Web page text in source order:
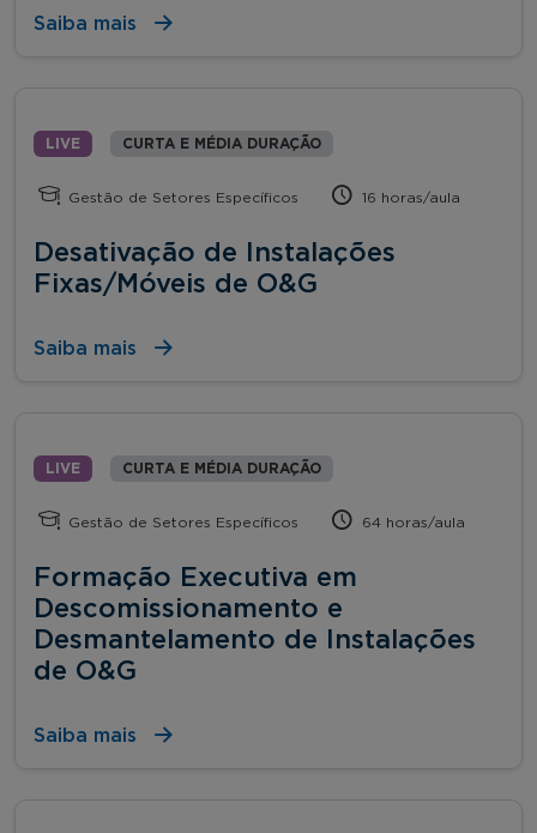
Saiba mais
LIVE CURTA E MÉDIA DURAÇÃO
Gestão de Setores Específicos 16 horas/aula
Desativação de Instalações
Fixas/Móveis de O&G
Saiba mais
LIVE CURTA E MÉDIA DURAÇÃO
Gestão de Setores Específicos 64 horas/aula
Formação Executiva em
Descomissionamento e
Desmantelamento de Instalações
de O&G
Saiba mais